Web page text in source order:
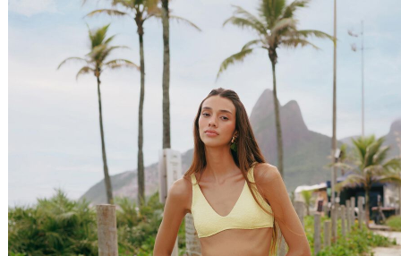
Relevância
Preço Crescente
Preço Decrescente
Nome do Produto A - Z
Nome do Produto Z - A
Filtrar & Ordenar